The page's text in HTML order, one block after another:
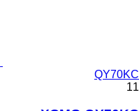
QY70KC
11